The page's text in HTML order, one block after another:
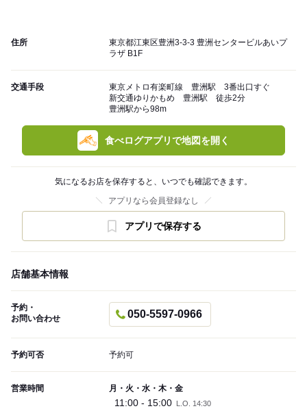
住所
東京都江東区豊洲3-3-3 豊洲センタービルあいプ
ラザ B1F
交通手段
東京メトロ有楽町線 豊洲駅 3番出口すぐ
新交通ゆりかもめ 豊洲駅 徒歩2分
豊洲駅から98m
食べログアプリで地図を開く
気になるお店を保存すると、いつでも確認できます。
アプリなら会員登録なし
アプリで保存する
店舗基本情報
予約・
お問い合わせ
050-5597-0966
予約可否 予約可
営業時間 月・火・水・木・金
11:00 - 15:00 L.O. 14:30